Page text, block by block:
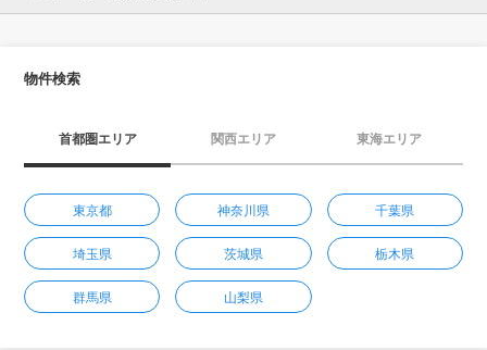
物件検索
首都圏エリア 関西エリア 東海エリア
東京都 神奈川県 千葉県
埼玉県 茨城県 栃木県
群馬県 山梨県